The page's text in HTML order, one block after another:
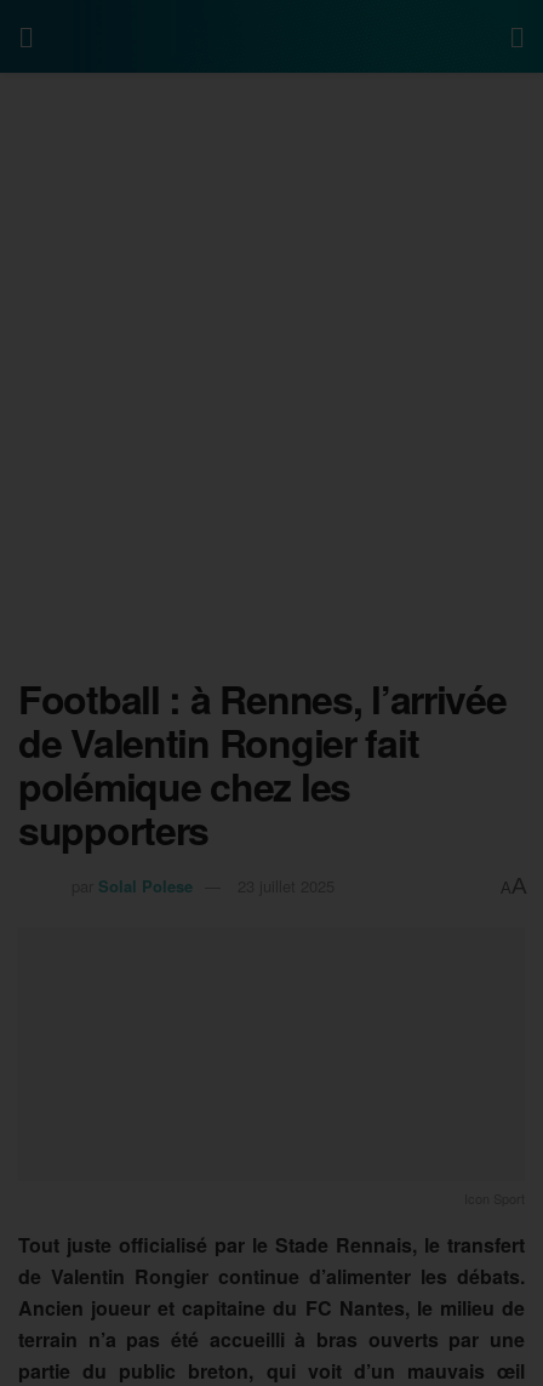
Football : à Rennes, l’arrivée
de Valentin Rongier fait
polémique chez les
supporters
Solal Polese AA
Tout juste officialisé par le Stade Rennais, le transfert
de Valentin Rongier continue d’alimenter les débats.
Ancien joueur et capitaine du FC Nantes, le milieu de
terrain n’a pas été accueilli à bras ouverts par une
partie du public breton, qui voit d’un mauvais œil